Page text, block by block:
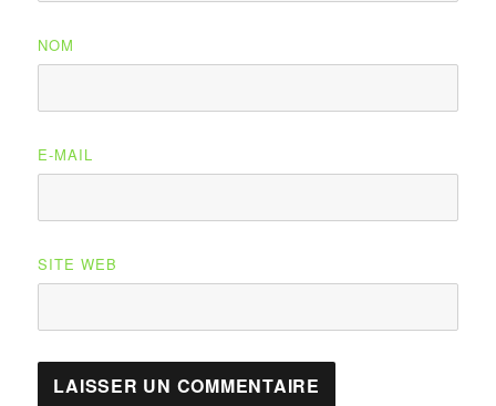
NOM
E-MAIL
SITE WEB